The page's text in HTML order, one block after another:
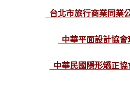
台北市旅行商業同業
中華平面設計協會
中華民國隱形矯正協